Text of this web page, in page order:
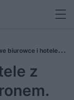
biurowce i hotele z
dni na kluczową
z